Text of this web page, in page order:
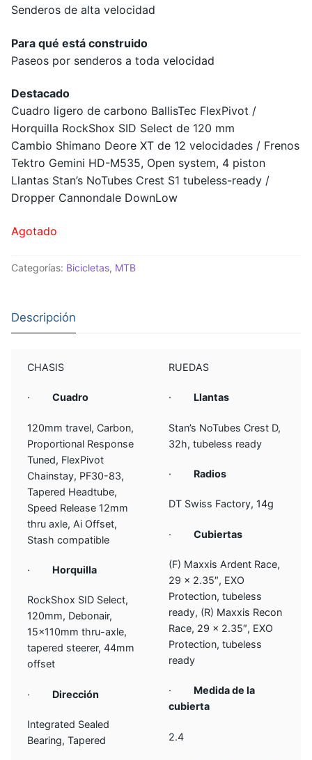
Senderos de alta velocidad
Para qué está construido
Paseos por senderos a toda velocidad
Destacado
Cuadro ligero de carbono BallisTec FlexPivot /
Horquilla RockShox SID Select de 120 mm
Cambio Shimano Deore XT de 12 velocidades / Frenos
Tektro Gemini HD-M535, Open system, 4 piston
Llantas Stan’s NoTubes Crest S1 tubeless-ready /
Dropper Cannondale DownLow
Agotado
Categorías: Bicicletas, MTB
Descripción
CHASIS
·Cuadro
120mm travel, Carbon,
Proportional Response
Tuned, FlexPivot
Chainstay, PF30-83,
Tapered Headtube,
Speed Release 12mm
thru axle, Ai Offset,
Stash compatible
· Horquilla
RockShox SID Select,
120mm, Debonair,
15x110mm thru-axle,
tapered steerer, 44mm
offset
· Dirección
Integrated Sealed
Bearing, Tapered
RUEDAS
· Llantas
Stan’s NoTubes Crest D,
32h, tubeless ready
· Radios
DT Swiss Factory, 14g
·Cubiertas
(F) Maxxis Ardent Race,
29 x 2.35″, EXO
Protection, tubeless
ready, (R) Maxxis Recon
Race, 29 x 2.35″, EXO
Protection, tubeless
ready
· Medida de la
cubierta
2.4